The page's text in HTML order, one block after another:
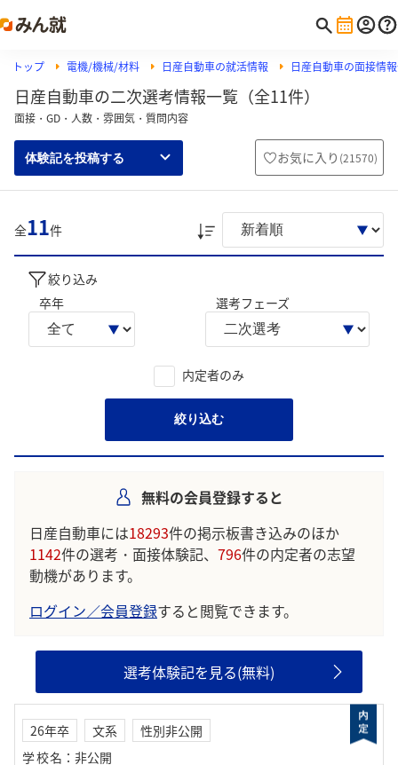
トップ 電機/機械/材料 日産自動車の就活情報 日産自動車の面接情
日産自動車の二次選考情報一覧（全11件）
面接・GD・人数・雰囲気・質問内容
体験記を投稿する お気に入り (21570)
全11件
絞り込み
卒年
選考フェーズ
内定者のみ
絞り込む
無料の会員登録すると
日産自動車には18293件の掲示板書き込みのほか
1142件の選考・面接体験記、 796件の内定者の志望
動機があります。
ログイン／会員登録すると閲覧できます。
選考体験記を見る(無料)
26年卒 文系
性別非公開
学校名 ： 非公開